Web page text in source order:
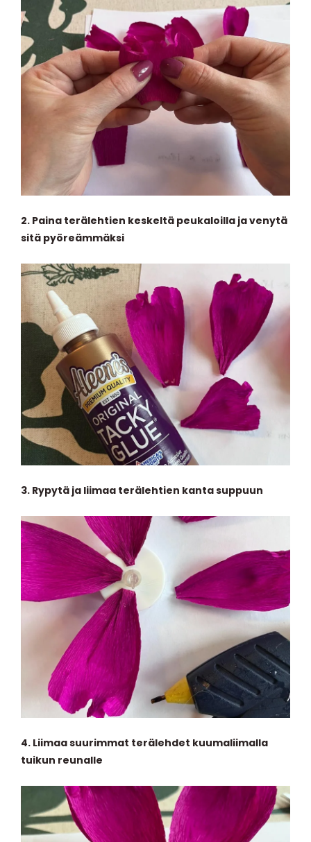
2. Paina terälehtien keskeltä peukaloilla ja venytä
sitä pyöreämmäksi
3. Rypytä ja liimaa terälehtien kanta suppuun
4. Liimaa suurimmat terälehdet kuumaliimalla
tuikun reunalle